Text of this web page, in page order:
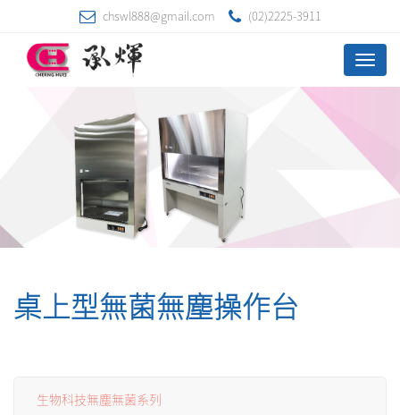
chswl888@gmail.com (02)2225-3911
Menu
桌上型無菌無塵操作台
生物科技無塵無菌系列